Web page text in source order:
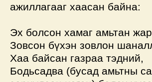
ажиллагааг хаасан байна:
Эх болсон хамаг амьтан
Зовсон бүхэн зовлон
Хаа байсан газраа тэдний,
Бодьсадва (бусад амьтны